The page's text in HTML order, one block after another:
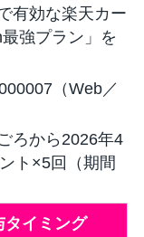
有効な楽天カー
強プラン」を
（Web／
ろから2026年4
ト×5回（期間
タイミング